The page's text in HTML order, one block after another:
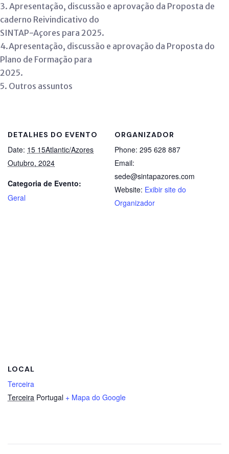
3. Apresentação, discussão e aprovação da Proposta de
caderno Reivindicativo do
SINTAP-Açores para 2025.
4.Apresentação, discussão e aprovação da Proposta do
Plano de Formação para
2025.
5. Outros assuntos
DETALHES DO EVENTO
Date: 15 15Atlantic/Azores
Outubro, 2024
Categoria de Evento:
Geral
ORGANIZADOR
Phone: 295 628 887
Email:
sede@sintapazores.com
Website: Exibir site do
Organizador
LOCAL
Terceira
Terceira Portugal + Mapa do Google